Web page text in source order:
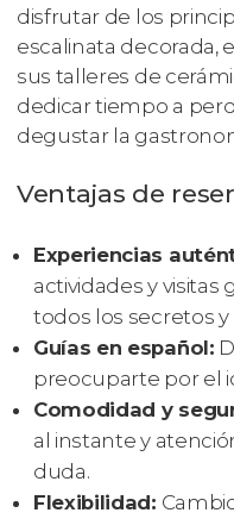
disfrutar de los
escalinata decorada,
sus talleres de
dedicar tiempo a
degustar la
Ventajas de
Experiencias
actividades y
todos los secretos
Guías en español:
preocuparte por el
Comodidad y
al instante y
duda.
Flexibilidad: